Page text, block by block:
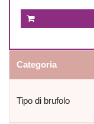
Categoria
Tipo di brufolo